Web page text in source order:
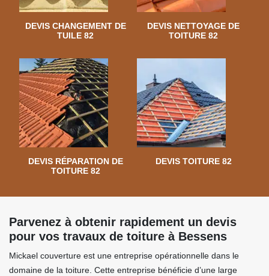
DEVIS CHANGEMENT DE
TUILE 82
DEVIS NETTOYAGE DE
TOITURE 82
DEVIS RÉPARATION DE
TOITURE 82
DEVIS TOITURE 82
Parvenez à obtenir rapidement un devis
pour vos travaux de toiture à Bessens
Mickael couverture est une entreprise opérationnelle dans le
domaine de la toiture. Cette entreprise bénéficie d’une large